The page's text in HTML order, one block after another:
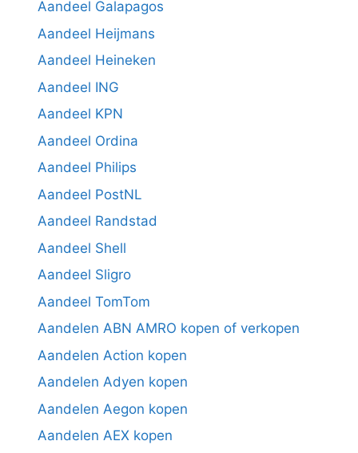
Aandeel Galapagos
Aandeel Heijmans
Aandeel Heineken
Aandeel ING
Aandeel KPN
Aandeel Ordina
Aandeel Philips
Aandeel PostNL
Aandeel Randstad
Aandeel Shell
Aandeel Sligro
Aandeel TomTom
Aandelen ABN AMRO kopen of verkopen
Aandelen Action kopen
Aandelen Adyen kopen
Aandelen Aegon kopen
Aandelen AEX kopen